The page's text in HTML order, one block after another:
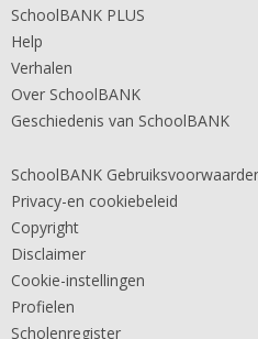
SchoolBANK PLUS
Help
Verhalen
Over SchoolBANK
Geschiedenis van SchoolBANK
SchoolBANK
Privacy-en cookiebeleid
Copyright
Disclaimer
Cookie-instellingen
Profielen
Scholenregister